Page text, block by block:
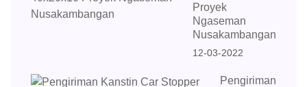
Proyek
Ngaseman
Nusakambangan
12-03-2022
Pengiriman